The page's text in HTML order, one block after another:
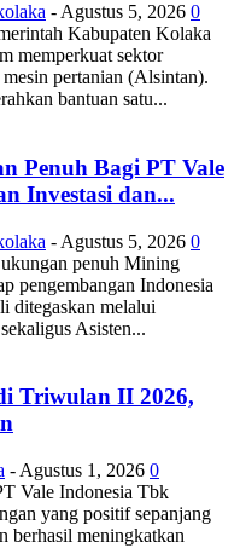
- Agustus 5, 2026 0
Kabupaten Kolaka
memperkuat sektor
pertanian (Alsintan).
bantuan satu...
Penuh Bagi PT Vale
Investasi dan...
- Agustus 5, 2026 0
penuh Mining
pengembangan Indonesia
ditegaskan melalui
Asisten...
Triwulan II 2026,
- Agustus 1, 2026 0
Vale Indonesia Tbk
yang positif sepanjang
berhasil meningkatkan